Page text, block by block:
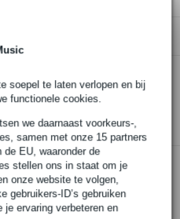
soepel te laten verlopen en bij
functionele cookies.
we daarnaast voorkeurs-,
samen met onze 15 partners
EU, waaronder de
stellen ons in staat om je
onze website te volgen,
gebruikers-ID’s gebruiken
je ervaring verbeteren en
XLR-3 female - jack 3.5 mm
de check.